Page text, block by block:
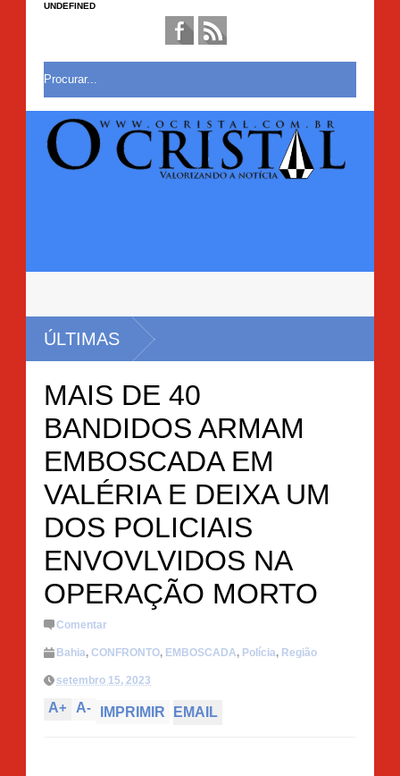
UNDEFINED
ÚLTIMAS
MAIS DE 40
BANDIDOS ARMAM
EMBOSCADA EM
VALÉRIA E DEIXA UM
DOS POLICIAIS
ENVOVLVIDOS NA
OPERAÇÃO MORTO
Comentar
Bahia, CONFRONTO, EMBOSCADA, Polícia, Região
setembro 15, 2023
A+ A- IMPRIMIR EMAIL